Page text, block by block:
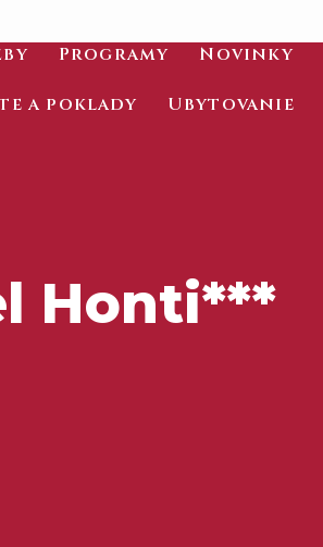
Programy Novinky
a poklady Ubytovanie
Honti***